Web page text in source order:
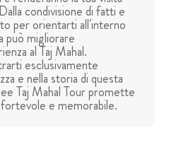
condivisione di fatti e
per orientarti all'interno
può migliorare
al Taj Mahal.
esclusivamente
e nella storia di questa
Taj Mahal Tour promette
e memorabile.